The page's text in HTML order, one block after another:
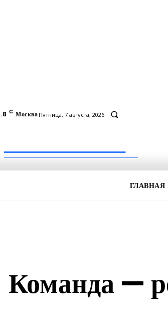
C Москва Пятница, 7 августа, 2026
ГЛАВНАЯ
Команда —